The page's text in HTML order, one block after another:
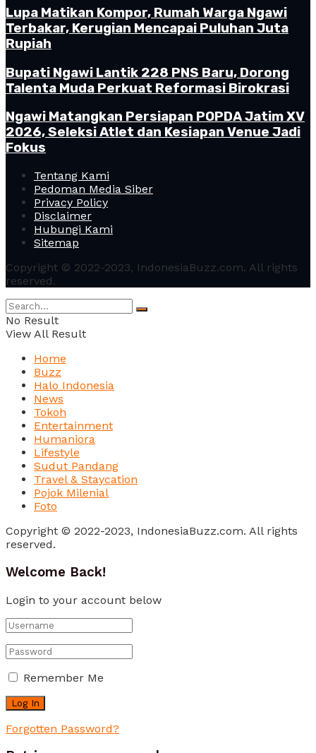
Lupa Matikan Kompor, Rumah Warga Ngawi
Terbakar, Kerugian Mencapai Puluhan Juta
Rupiah
Bupati Ngawi Lantik 228 PNS Baru, Dorong
Talenta Muda Perkuat Reformasi Birokrasi
Ngawi Matangkan Persiapan POPDA Jatim XV
2026, Seleksi Atlet dan Kesiapan Venue Jadi
Fokus
Tentang Kami
Pedoman Media Siber
Privacy Policy
Disclaimer
Hubungi Kami
Sitemap
Copyright © 2022-2023, IndonesiaBuzz.com. All rights
reserved.
No Result
View All Result
Home
Buzz
Halo Indonesia
News
Tokoh
Entertainment
Humaniora
Lifestyle
Sudut Pandang
Travel & Staycation
Pojok Milenial
Foto
Copyright © 2022-2023, IndonesiaBuzz.com. All rights
reserved.
Welcome Back!
Login to your account below
Remember Me
Forgotten Password?